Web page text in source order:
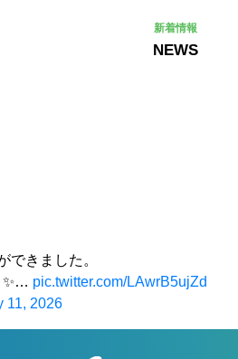
新着情報
NEWS
できました。
✨… pic.twitter.com/LAwrB5ujZd
11, 2026